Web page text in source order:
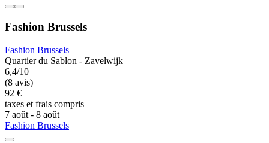
Fashion Brussels
Fashion Brussels
Quartier du Sablon - Zavelwijk
6,4/10
(8 avis)
92 €
taxes et frais compris
7 août - 8 août
Fashion Brussels